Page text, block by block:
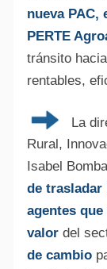
nueva PAC,
PERTE
tránsito
rentables,
La
Rural,
Isabel
de trasladar
agentes
valor del
de cambio